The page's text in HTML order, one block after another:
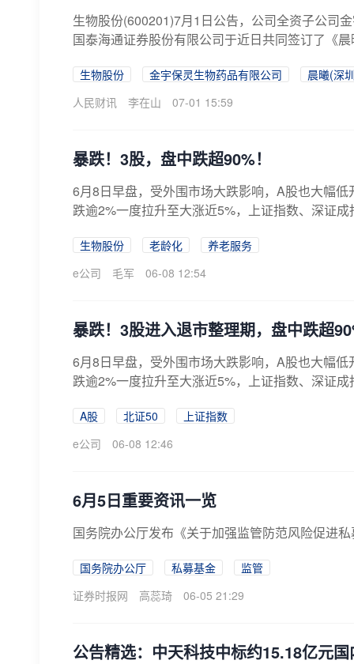
生物股份(600201)7月1日公告，公司全资子公司
国泰海通证券股份有限公司于近日共同签订了《
生物股份 金宇保灵生物药品有限公司
晨曦(深
人民财讯
李在山 07-01 15:59
暴跌！3股，盘中跌超90%！
6月8日早盘，受外围市场大跌影响，A股也大幅
跌逾2%一度拉升至大涨近5%，上证指数、深证
生物股份 老龄化
养老服务
e公司
毛军 06-08 12:54
暴跌！3股进入退市整理期，盘中跌超
6月8日早盘，受外围市场大跌影响，A股也大幅
跌逾2%一度拉升至大涨近5%，上证指数、深证
A股 北证50
上证指数
e公司
06-08 12:46
6月5日重要资讯一览
国务院办公厅发布《关于加强监管防范风险促进
国务院办公厅 私募基金
监管
证券时报网
高蕊琦 06-05 21:29
公告精选：中天科技中标约15.18亿元